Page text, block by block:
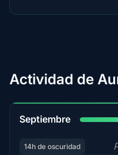
Actividad de
Septiembre
14h de oscuridad